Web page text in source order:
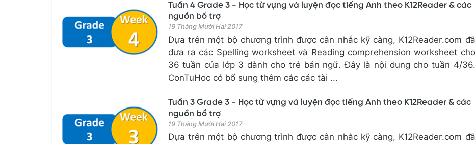
Tuần 4 Grade 3 - Học từ vựng và luyện đọc tiếng Anh theo K12Reader & các
nguồn bổ trợ
19 Tháng Mười Hai 2017
Dựa trên một bộ chương trình được cân nhắc kỹ càng, K12Reader.com đã
đưa ra các Spelling worksheet và Reading comprehension worksheet cho
36 tuần của lớp 3 dành cho trẻ bản ngữ. Đây là nội dung cho tuần 4/36.
ConTuHoc có bổ sung thêm các các tài ...
Tuần 3 Grade 3 - Học từ vựng và luyện đọc tiếng Anh theo K12Reader & các
nguồn bổ trợ
19 Tháng Mười Hai 2017
Dựa trên một bộ chương trình được cân nhắc kỹ càng, K12Reader.com đã